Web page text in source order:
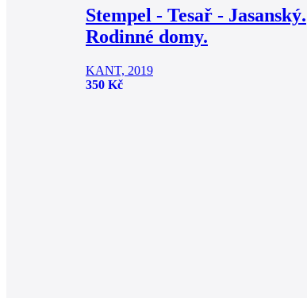
Stempel - Tesař - Jasanský.
Rodinné domy.
KANT, 2019
350 Kč